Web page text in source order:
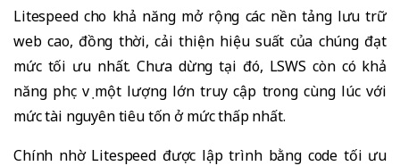
Litespeed cho khả năng mở rộng các nền tảng lưu trữ
web cao, đồng thời, cải thiện hiệu suất của chúng đạt
mức tối ưu nhất. Chưa dừng tại đó, LSWS còn có khả
năng phục vụ một lượng lớn truy cập trong cùng lúc với
mức tài nguyên tiêu tốn ở mức thấp nhất.
Chính nhờ Litespeed được lập trình bằng code tối ưu